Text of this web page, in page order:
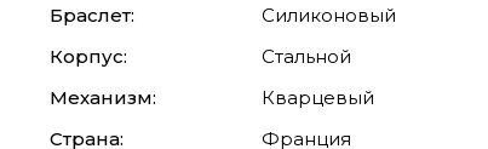
Браслет:
Силиконовый
Корпус:
Стальной
Механизм:
Кварцевый
Страна:
Франция